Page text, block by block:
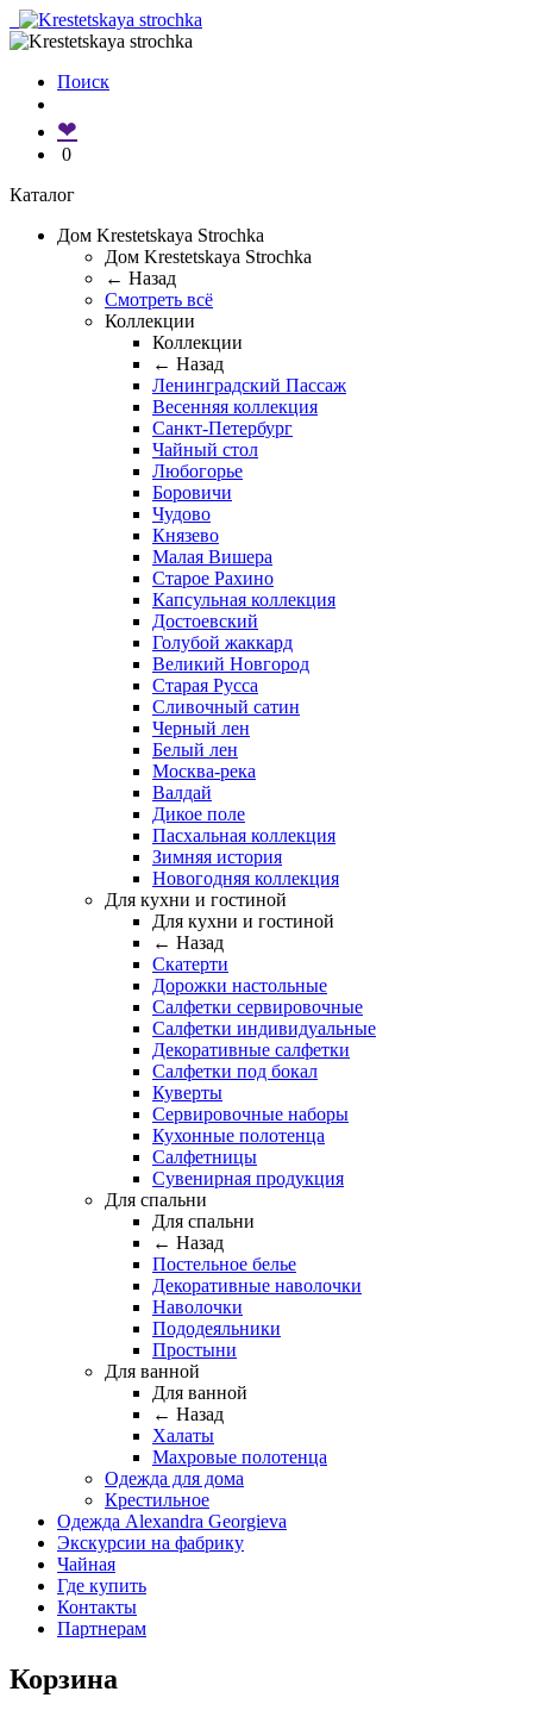
Поиск
❤
0
Каталог
Дом Krestetskaya Strochka
Дом Krestetskaya Strochka
← Назад
Смотреть всё
Коллекции
Коллекции
← Назад
Ленинградский Пассаж
Весенняя коллекция
Санкт-Петербург
Чайный стол
Любогорье
Боровичи
Чудово
Князево
Малая Вишера
Старое Рахино
Капсульная коллекция
Достоевский
Голубой жаккард
Великий Новгород
Старая Русса
Сливочный сатин
Черный лен
Белый лен
Москва-река
Валдай
Дикое поле
Пасхальная коллекция
Зимняя история
Новогодняя коллекция
Для кухни и гостиной
Для кухни и гостиной
← Назад
Скатерти
Дорожки настольные
Салфетки сервировочные
Салфетки индивидуальные
Декоративные салфетки
Салфетки под бокал
Куверты
Сервировочные наборы
Кухонные полотенца
Салфетницы
Сувенирная продукция
Для спальни
Для спальни
← Назад
Постельное белье
Декоративные наволочки
Наволочки
Пододеяльники
Простыни
Для ванной
Для ванной
← Назад
Халаты
Махровые полотенца
Одежда для дома
Крестильное
Одежда Alexandra Georgieva
Экскурсии на фабрику
Чайная
Где купить
Контакты
Партнерам
Корзина